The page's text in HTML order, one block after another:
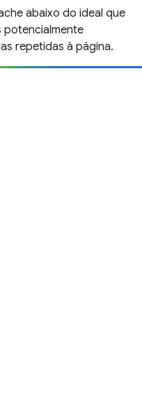
abaixo do ideal que
potencialmente
repetidas à página.